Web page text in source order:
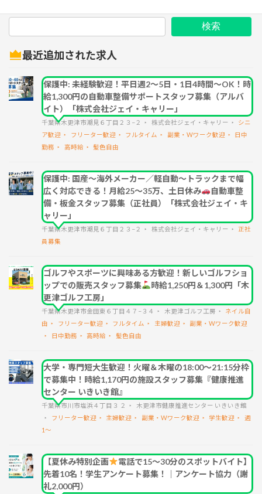
検索
最近追加された求人
保護中: 未経験歓迎！平日週2～5日・1日4時間～OK！時
給1,300円の自動車整備サポートスタッフ募集（アルバ
イト）「株式会社ジェイ・キャリー」
千葉県木更津市潮見６丁目２３−２ 株式会社ジェイ・キャリー
シニ
ア歓迎
フリーター歓迎 フルタイム 副業・Wワーク歓迎
日中
勤務
高時給 髪色自由
保護中: 国産～海外メーカー／軽自動～トラックまで幅
広く対応できる！月給25～35万、土日休み
自動車整
備・板金スタッフ募集（正社員）「株式会社ジェイ・キ
ャリー」
千葉県木更津市潮見６丁目２３−２ 株式会社ジェイ・キャリー
正社
員募集
ゴルフやスポーツに興味ある方歓迎！新しいゴルフショ
ップでの販売スタッフ募集
時給1,250円＆1,300円「木
更津ゴルフ工房」
千葉県木更津市金田東６丁目４７−３４ 木更津ゴルフ工房
ネイル自
由
フリーター歓迎 フルタイム 主婦歓迎
副業・Wワーク歓迎
日中勤務
高時給 髪色自由
大学・専門短大生歓迎！火曜＆木曜の18:00～21:15分枠
で募集中！時給1,170円の施設スタッフ募集『健康推進
センター いきいき館』
千葉県市川市塩浜４丁目３ ２
木更津市健康推進センター いきいき館
フリーター歓迎
主婦歓迎 副業・Wワーク歓迎 学生歓迎
週
1～
【夏休み特別企画
電話で15〜30分のスポットバイト】
先着10名！学生アンケート募集！｜アンケート協力（謝
礼2,000円）